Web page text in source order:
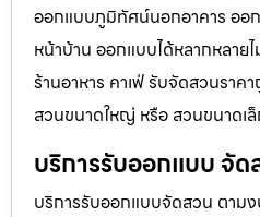
ออกแบบภูมิทัศน์นอกอาคาร อ
หน้าบ้าน ออกแบบได้หลากหลาย
ร้านอาหาร คาเฟ่ รับจัดสวนรา
สวนขนาดใหญ่ หรือ สวนขนาดเ
บริการรับออกแบบ จัด
บริการรับออกแบบจัดสวน ตาม